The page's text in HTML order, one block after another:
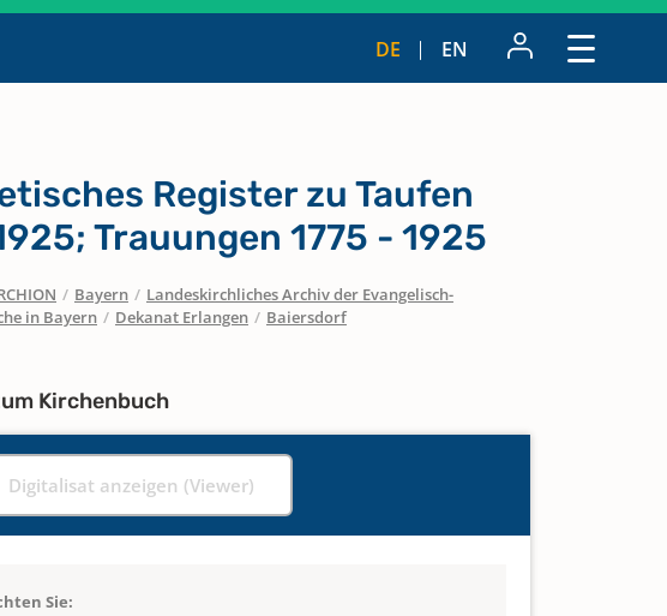
DE EN
Register zu Taufen
Trauungen 1775 - 1925
/ Bayern / Landeskirchliches Archiv der Evangelisch-
in Bayern / Dekanat Erlangen / Baiersdorf
Kirchenbuch
Digitalisat anzeigen (Viewer)
Sie: